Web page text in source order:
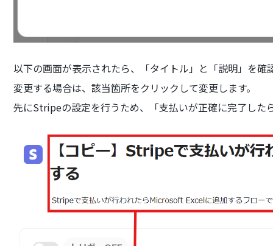
以下の画面が表示されたら、「タイトル」と「説明」を確
変更する場合は、該当箇所をクリックして変更します。
先にStripeの設定を行うため、「支払いが正確に完了した